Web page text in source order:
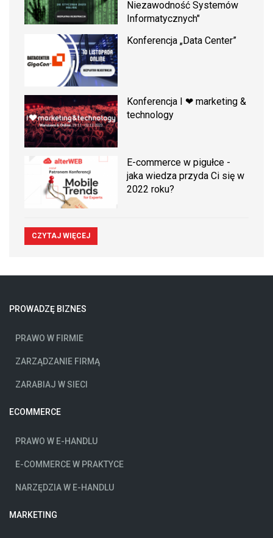
Niezawodność Systemów
Informatycznych"
Konferencja „Data Center”
Konferencja I ❤ marketing &
technology
E-commerce w pigułce -
jaka wiedza przyda Ci się w
2022 roku?
CZYTAJ WIĘCEJ
PROWADZĘ BIZNES
PRAWO W FIRMIE
ZARZĄDZANIE FIRMĄ
ZARABIAJ W SIECI
ECOMMERCE
PRAWO W E-HANDLU
E-COMMERCE W PRAKTYCE
NARZĘDZIA W E-HANDLU
MARKETING